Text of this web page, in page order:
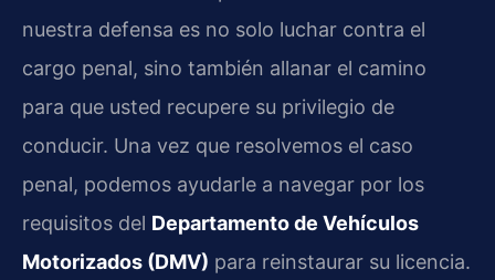
nuestra defensa es no solo luchar contra el
cargo penal, sino también allanar el camino
para que usted recupere su privilegio de
conducir. Una vez que resolvemos el caso
penal, podemos ayudarle a navegar por los
requisitos del Departamento de Vehículos
Motorizados (DMV) para reinstaurar su licencia.